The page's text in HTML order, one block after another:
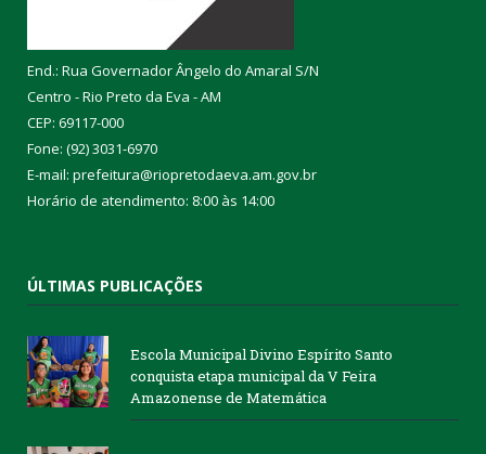
End.: Rua Governador Ângelo do Amaral S/N
Centro - Rio Preto da Eva - AM
CEP: 69117-000
Fone: (92) 3031-6970
E-mail: prefeitura@riopretodaeva.am.gov.br
Horário de atendimento: 8:00 às 14:00
ÚLTIMAS PUBLICAÇÕES
Escola Municipal Divino Espírito Santo
conquista etapa municipal da V Feira
Amazonense de Matemática